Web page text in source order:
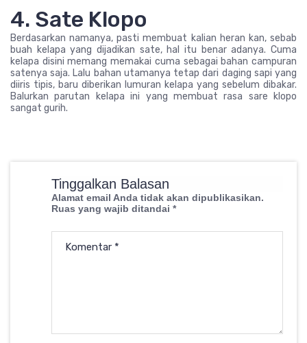
4. Sate Klopo
Berdasarkan namanya, pasti membuat kalian heran kan, sebab
buah kelapa yang dijadikan sate, hal itu benar adanya. Cuma
kelapa disini memang memakai cuma sebagai bahan campuran
satenya saja. Lalu bahan utamanya tetap dari daging sapi yang
diiris tipis, baru diberikan lumuran kelapa yang sebelum dibakar.
Balurkan parutan kelapa ini yang membuat rasa sare klopo
sangat gurih.
Tinggalkan Balasan
Alamat email Anda tidak akan dipublikasikan.
Ruas yang wajib ditandai *
Komentar *